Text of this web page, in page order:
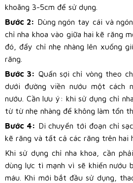
khoãng 3-5cm để sử dụng.
Bước 2: Dùng ngón tay cái và
chỉ nha khoa vào giữa hai kẽ răng
đó, đẩy chỉ nhẹ nhàng lên xuống
răng.
Bước 3: Quấn sợi chỉ vòng theo
dưới đường viền nướu một cách
nướu. Cần lưu ý: khi sử dụng chỉ
từ từ nhẹ nhàng để không làm tổn
Bước 4: Di chuyển tới đoạn chỉ
kẽ răng và tất cả các răng trên hai
Khi sử dụng chỉ nha khoa, cần
dùng lực tì mạnh vì sẽ khiến nướu
máu. Khi mới bắt đầu sử dụng,